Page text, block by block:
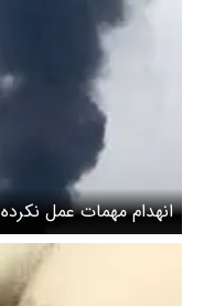
انهدام مهمات عمل